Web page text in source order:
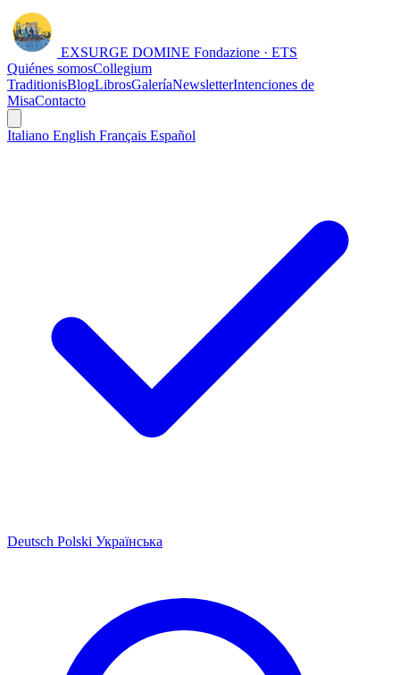
EXSURGE DOMINE Fondazione · ETS
Quiénes somosCollegium
TraditionisBlogLibrosGaleríaNewsletterIntenciones de
MisaContacto
Italiano English Français Español
Deutsch Polski Українська